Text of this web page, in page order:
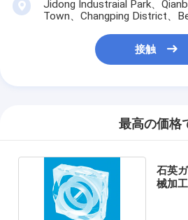
Jidong Industraial Park、
Town、Changping District、
接触
最高の価格
石英
械加